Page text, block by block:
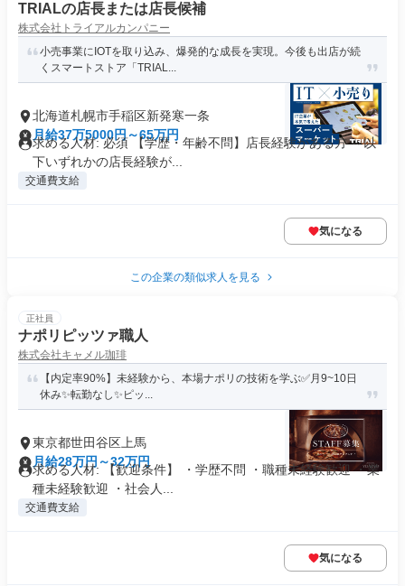
TRIALの店長または店長候補
株式会社トライアルカンパニー
小売事業にIOTを取り込み、爆発的な成長を実現。今後も出店が続
くスマートストア「TRIAL...
北海道札幌市手稲区新発寒一条
月給37万5000円～65万円
求める人材: 必須 【学歴・年齢不問】店長経験がある方 ～以
下いずれかの店長経験が...
交通費支給
気になる
この企業の類似求人を見る
正社員
ナポリピッツァ職人
株式会社キャメル珈琲
【内定率90%】未経験から、本場ナポリの技術を学ぶ✅️月9~10日
休み✨️転勤なし✨️ピッ...
東京都世田谷区上馬
月給28万円～32万円
求める人材: 【歓迎条件】 ・学歴不問 ・職種未経験歓迎 ・業
種未経験歓迎 ・社会人...
交通費支給
気になる